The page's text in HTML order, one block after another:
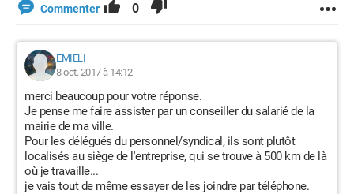
Commenter 0
EMIELI
8 oct. 2017 à 14:12
merci beaucoup pour votre réponse.
Je pense me faire assister par un conseiller du salarié de la
mairie de ma ville.
Pour les délégués du personnel/syndical, ils sont plutôt
localisés au siège de l'entreprise, qui se trouve à 500 km de là
où je travaille...
je vais tout de même essayer de les joindre par téléphone.